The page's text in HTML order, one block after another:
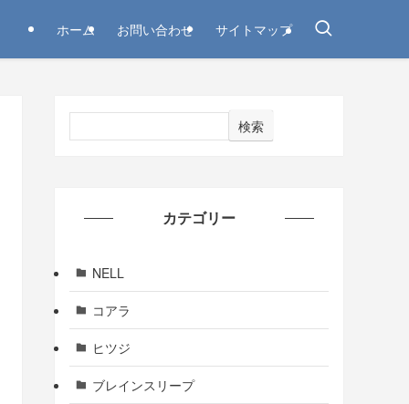
ホーム お問い合わせ サイトマップ
検索
カテゴリー
NELL
コアラ
ヒツジ
ブレインスリープ